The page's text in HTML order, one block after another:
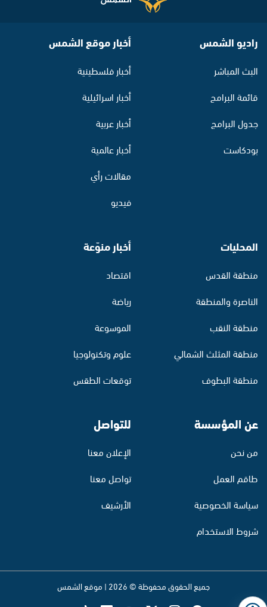
راديو الشمس
البث المباشر
قائمة البرامج
جدول البرامج
بودكاست
أخبار موقع الشمس
أخبار فلسطينية
أخبار اسرائيلية
أخبار عربية
أخبار عالمية
مقالات رأي
فيديو
المحليات
منطقة القدس
الناصرة والمنطقة
منطقة النقب
منطقة المثلث الشمالي
منطقة البطوف
أخبار منوّعة
اقتصاد
رياضة
الموسوعة
علوم وتكنولوجيا
توقعات الطقس
عن المؤسسة
من نحن
طاقم العمل
سياسة الخصوصية
شروط الاستخدام
للتواصل
الإعلان معنا
تواصل معنا
الأرشيف
جميع الحقوق محفوظة © 2026 | موقع الشمس